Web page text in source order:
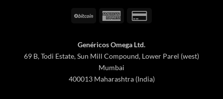
BitCoin
American
Genéricos Omega Ltd.
69 B, Todi Estate, Sun Mill Compound, Lower Parel (west)
Mumbai
400013 Maharashtra (India)